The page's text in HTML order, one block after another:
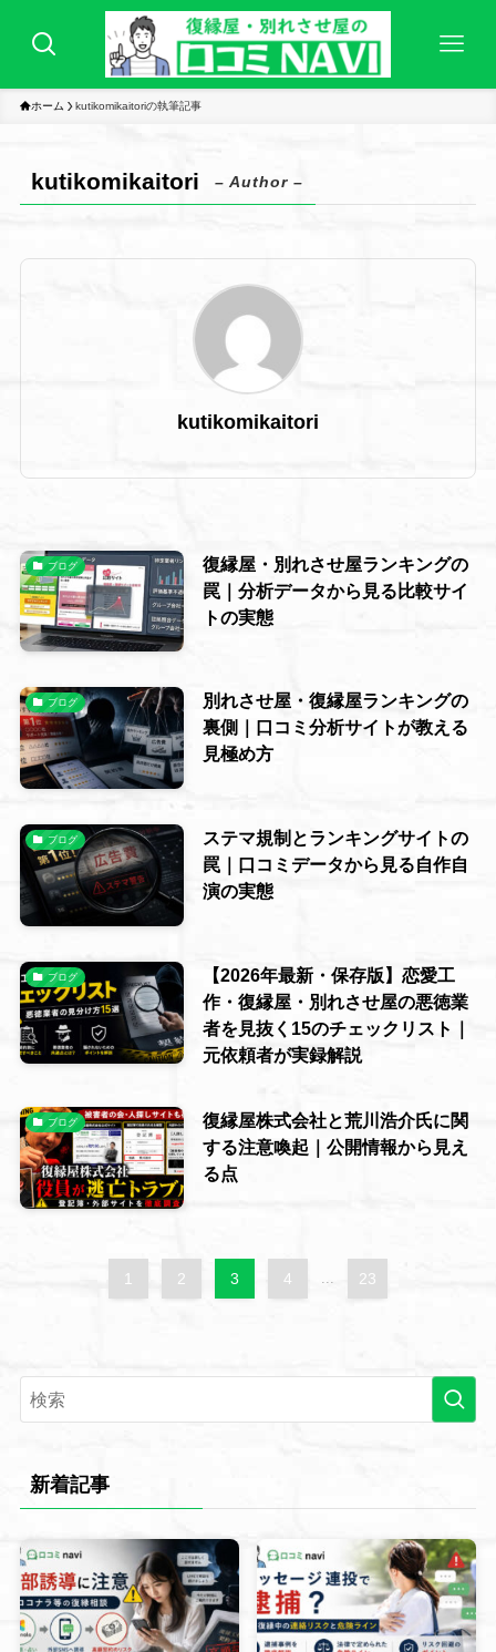
ホーム kutikomikaitoriの執筆記事
kutikomikaitori – Author –
kutikomikaitori
ブログ
復縁屋・別れさせ屋ランキングの
罠｜分析データから見る比較サイ
トの実態
ブログ
別れさせ屋・復縁屋ランキングの
裏側｜口コミ分析サイトが教える
見極め方
ブログ
ステマ規制とランキングサイトの
罠｜口コミデータから見る自作自
演の実態
ブログ
【2026年最新・保存版】恋愛工
作・復縁屋・別れさせ屋の悪徳業
者を見抜く15のチェックリスト｜
元依頼者が実録解説
ブログ
復縁屋株式会社と荒川浩介氏に関
する注意喚起｜公開情報から見え
る点
1 2 3 4 23
新着記事